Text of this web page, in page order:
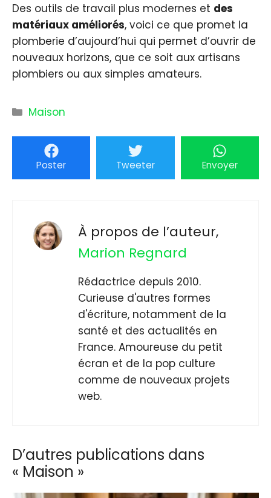
Des outils de travail plus modernes et des
matériaux améliorés, voici ce que promet la
plomberie d’aujourd’hui qui permet d’ouvrir de
nouveaux horizons, que ce soit aux artisans
plombiers ou aux simples amateurs.
Catégories
Maison
Poster Tweeter Envoyer
À propos de l’auteur,
Marion Regnard
Rédactrice depuis 2010.
Curieuse d'autres formes
d'écriture, notamment de la
santé et des actualités en
France. Amoureuse du petit
écran et de la pop culture
comme de nouveaux projets
web.
D’autres publications dans
« Maison »